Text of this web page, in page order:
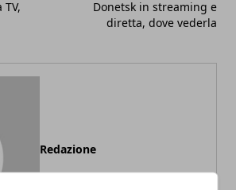
Donetsk in streaming e
diretta, dove vederla
Redazione